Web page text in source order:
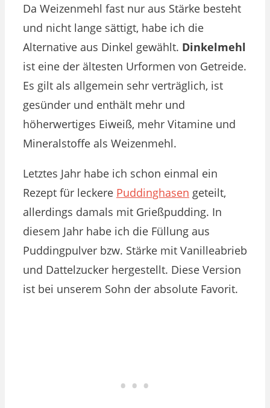
Da Weizenmehl fast nur aus Stärke besteht
und nicht lange sättigt, habe ich die
Alternative aus Dinkel gewählt. Dinkelmehl
ist eine der ältesten Urformen von Getreide.
Es gilt als allgemein sehr verträglich, ist
gesünder und enthält mehr und
höherwertiges Eiweiß, mehr Vitamine und
Mineralstoffe als Weizenmehl.
Letztes Jahr habe ich schon einmal ein
Rezept für leckere Puddinghasen geteilt,
allerdings damals mit Grießpudding. In
diesem Jahr habe ich die Füllung aus
Puddingpulver bzw. Stärke mit Vanilleabrieb
und Dattelzucker hergestellt. Diese Version
ist bei unserem Sohn der absolute Favorit.